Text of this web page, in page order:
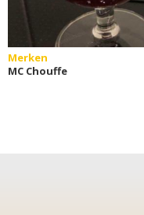
Merken
MC Chouffe